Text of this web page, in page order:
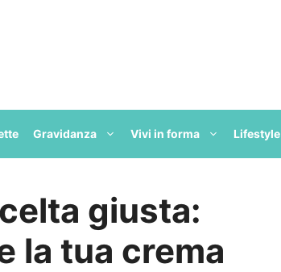
Gravidanza Vivi in forma Lifestyle
giusta:
la tua crema